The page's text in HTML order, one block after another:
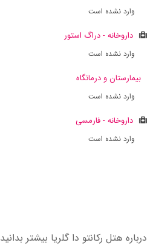
وارد نشده است
داروخانه - دراگ استور
وارد نشده است
بیمارستان و درمانگاه
وارد نشده است
داروخانه - فارمسی
وارد نشده است
درباره هتل رکانتو دا گلریا بیشتر بدانید